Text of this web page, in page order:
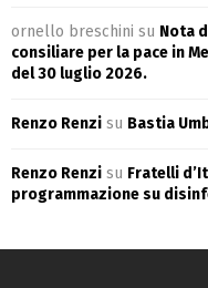
ornello breschini su Nota
consiliare per la pace in
del 30 luglio 2026.
Renzo Renzi su Bastia
Renzo Renzi su Fratelli
programmazione su